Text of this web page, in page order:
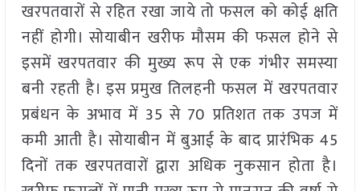
खरपतवारों से रहित रखा जाये तो फसल को कोई क्षति
नहीं होगी। सोयाबीन खरीफ मौसम की फसल होने से
इसमें खरपतवार की मुख्य रूप से एक गंभीर समस्या
बनी रहती है। इस प्रमुख तिलहनी फसल में खरपतवार
प्रबंधन के अभाव में 35 से 70 प्रतिशत तक उपज में
कमी आती है। सोयाबीन में बुआई के बाद प्रारंभिक 45
दिनों तक खरपतवारों द्वारा अधिक नुकसान होता है।